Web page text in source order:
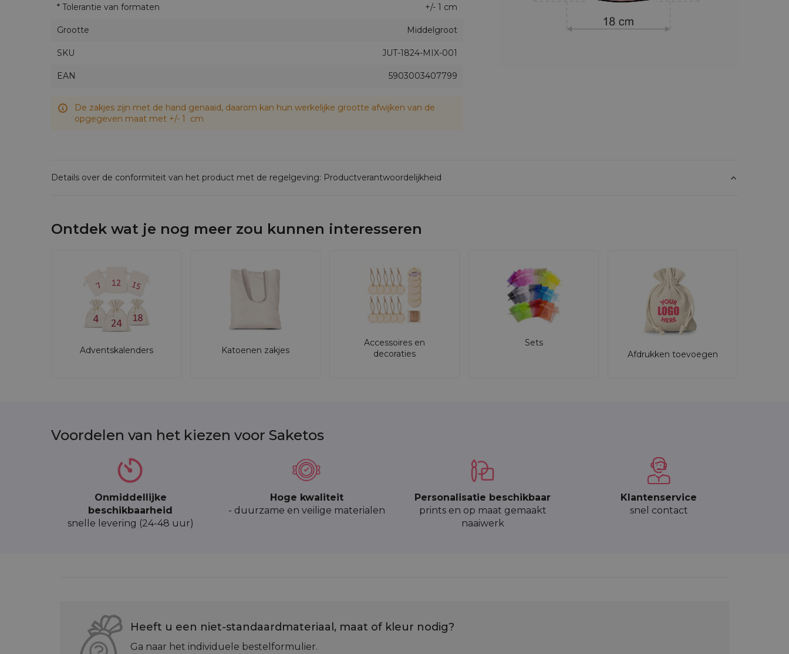
* Tolerantie van formaten +/- 1 cm
Grootte Middelgroot
SKU JUT-1824-MIX-001
EAN 5903003407799
De zakjes zijn met de hand genaaid, daarom kan hun werkelijke grootte afwijken van de
opgegeven maat met +/- 1 cm
Details over de conformiteit van het product met de regelgeving: Productverantwoordelijkheid
Ontdek wat je nog meer zou kunnen interesseren
Adventskalenders Katoenen zakjes
Accessoires en
decoraties
Sets
Afdrukken toevoegen
Voordelen van het kiezen voor Saketos
Onmiddellijke
beschikbaarheid
snelle levering (24-48 uur)
Hoge kwaliteit
- duurzame en veilige materialen
Personalisatie beschikbaar
prints en op maat gemaakt
naaiwerk
Klantenservice
snel contact
Heeft u een niet-standaardmateriaal, maat of kleur nodig?
Ga naar het individuele bestelformulier.